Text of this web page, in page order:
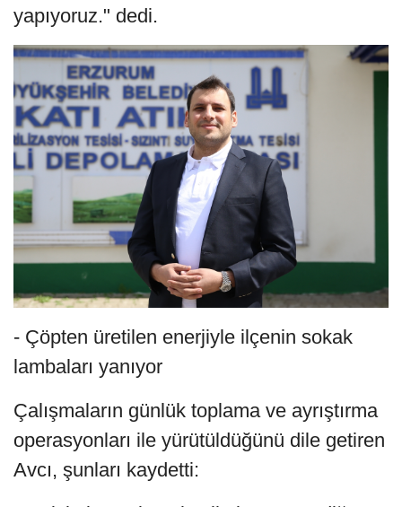
yapıyoruz." dedi.
- Çöpten üretilen enerjiyle ilçenin sokak
lambaları yanıyor
Çalışmaların günlük toplama ve ayrıştırma
operasyonları ile yürütüldüğünü dile getiren
Avcı, şunları kaydetti: